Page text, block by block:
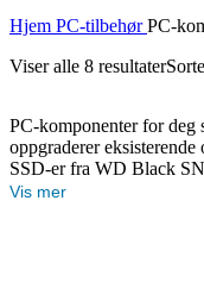
Hjem PC-tilbehørPC-
Viser alle 8 resultater
PC-komponenter for deg
oppgraderer
SSD-er fra WD Black
Kingston NV2 (1TB) for
Vis mer